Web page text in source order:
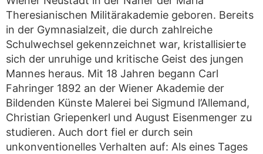
Theresianischen Militärakademie geboren. Bereits
in der Gymnasialzeit, die durch zahlreiche
Schulwechsel gekennzeichnet war, kristallisierte
sich der unruhige und kritische Geist des jungen
Mannes heraus. Mit 18 Jahren begann Carl
Fahringer 1892 an der Wiener Akademie der
Bildenden Künste Malerei bei Sigmund l’Allemand,
Christian Griepenkerl und August Eisenmenger zu
studieren. Auch dort fiel er durch sein
unkonventionelles Verhalten auf: Als eines Tages